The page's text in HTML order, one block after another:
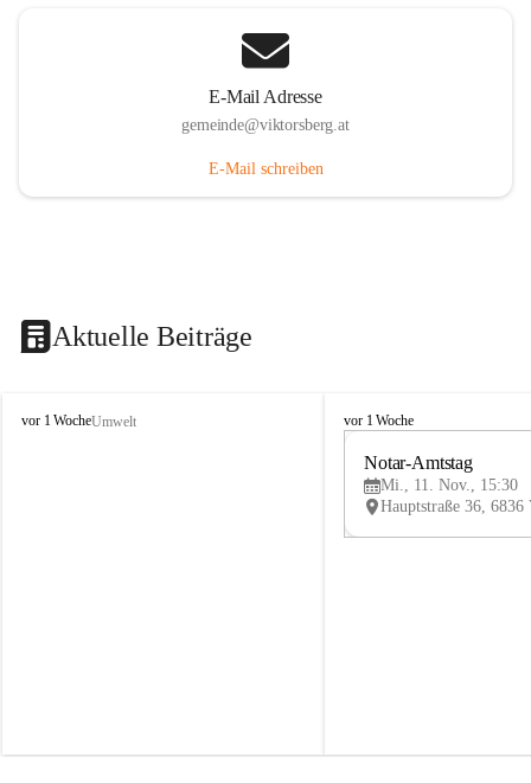
E-Mail Adresse
gemeinde@viktorsberg.at
E-Mail schreiben
Aktuelle Beiträge
V
vor 1 WocheUmwelt
V
vor 1 Woche
Notar-Amtstag
Mi., 11. Nov., 15:30